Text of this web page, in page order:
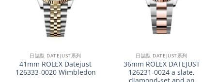
日誌型 DATEJUST系列
41mm ROLEX Datejust
126333-0020 Wimbledon
日誌型 DATEJUST系列
36mm ROLEX DATEJUST
126231-0024 a slate,